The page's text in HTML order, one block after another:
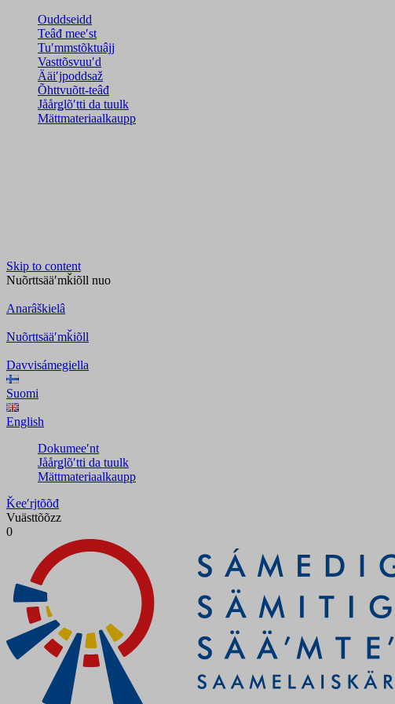
Ouddseidd
Teâđ meeʹst
Tuʹmmstõktuâjj
Vasttõsvuuʹd
Ääiʹjpoddsaž
Õhttvuõtt-teâđ
Jåårǥlõʹtti da tuulk
Mättmateriaalkaupp
Skip to content
Nuõrttsääʹmǩiõll nuo
Anarâškielâ
Nuõrttsääʹmǩiõll
Davvisámegiella
Suomi
English
Dokumeeʹnt
Jåårǥlõʹtti da tuulk
Mättmateriaalkaupp
Ǩeeʹrjtõõđ
Vuästtõõzz
0